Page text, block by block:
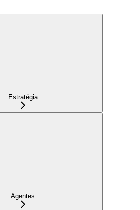
Estratégia
Agentes